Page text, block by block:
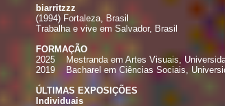
biarritzzz
(1994) Fortaleza, Brasil
Trabalha e vive em Salvador, Brasil
FORMAÇÃO
2025 Mestranda em Artes Visuais,
2019 Bacharel em Ciências Sociais,
ÚLTIMAS EXPOSIÇÕES
Individuais